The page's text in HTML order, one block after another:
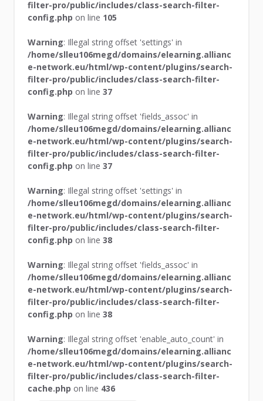
filter-pro/public/includes/class-search-filter-
config.php on line 105
Warning: Illegal string offset 'settings' in
/home/slleu106megd/domains/elearning.allianc
e-network.eu/html/wp-content/plugins/search-
filter-pro/public/includes/class-search-filter-
config.php on line37
Warning: Illegal string offset 'fields_assoc' in
/home/slleu106megd/domains/elearning.allianc
e-network.eu/html/wp-content/plugins/search-
filter-pro/public/includes/class-search-filter-
config.php on line37
Warning: Illegal string offset 'settings' in
/home/slleu106megd/domains/elearning.allianc
e-network.eu/html/wp-content/plugins/search-
filter-pro/public/includes/class-search-filter-
config.php on line38
Warning: Illegal string offset 'fields_assoc' in
/home/slleu106megd/domains/elearning.allianc
e-network.eu/html/wp-content/plugins/search-
filter-pro/public/includes/class-search-filter-
config.php on line38
Warning: Illegal string offset 'enable_auto_count' in
/home/slleu106megd/domains/elearning.allianc
e-network.eu/html/wp-content/plugins/search-
filter-pro/public/includes/class-search-filter-
cache.php on line 436